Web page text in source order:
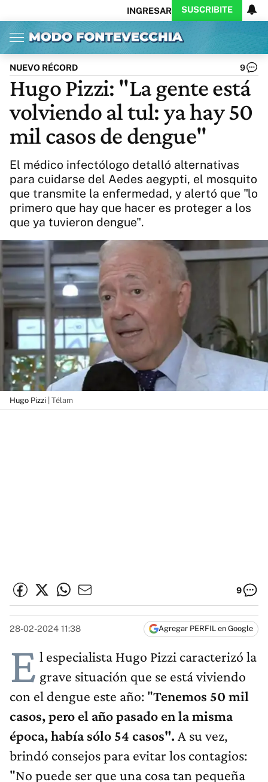
INGRESAR SUSCRIBITE
Inicio Ahora
Opinión
Política
Ciencia
Cultura
Arte
Educación
Internacional
Deportes
CARAS
Exitoina
Turismo
Videos
Córdoba
Reperfilar
Business
Noticias
Caras
Exitoina
Gaming
Vivo
Diario del Juicio
Actualidad
NUEVO RÉCORD 9
Hugo Pizzi: "La gente está
volviendo al tul: ya hay 50
mil casos de dengue"
El médico infectólogo detalló alternativas
para cuidarse del Aedes aegypti, el mosquito
que transmite la enfermedad, y alertó que "lo
primero que hay que hacer es proteger a los
que ya tuvieron dengue".
Hugo Pizzi | Télam
9
28-02-2024 11:38 Agregar PERFIL en Google
E l especialista Hugo Pizzi caracterizó la
grave situación que se está viviendo
con el dengue este año: "Tenemos 50 mil
casos, pero el año pasado en la misma
época, había sólo 54 casos". A su vez,
brindó consejos para evitar los contagios:
"No puede ser que una cosa tan pequeña